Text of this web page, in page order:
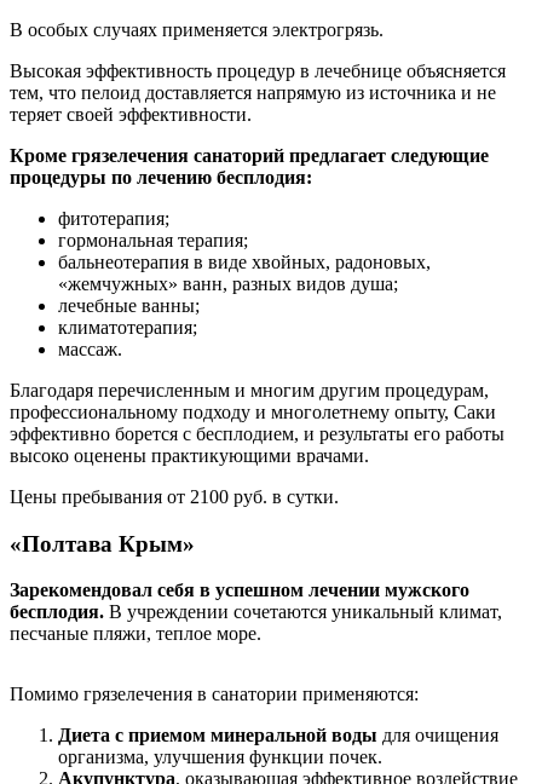
В особых случаях применяется электрогрязь.
Высокая эффективность процедур в лечебнице объясняется
тем, что пелоид доставляется напрямую из источника и не
теряет своей эффективности.
Кроме грязелечения санаторий предлагает следующие
процедуры по лечению бесплодия:
фитотерапия;
гормональная терапия;
бальнеотерапия в виде хвойных, радоновых,
«жемчужных» ванн, разных видов душа;
лечебные ванны;
климатотерапия;
массаж.
Благодаря перечисленным и многим другим процедурам,
профессиональному подходу и многолетнему опыту, Саки
эффективно борется с бесплодием, и результаты его работы
высоко оценены практикующими врачами.
Цены пребывания от 2100 руб. в сутки.
«Полтава Крым»
Зарекомендовал себя в успешном лечении мужского
бесплодия. В учреждении сочетаются уникальный климат,
песчаные пляжи, теплое море.
Помимо грязелечения в санатории применяются:
Диета с приемом минеральной воды для очищения
организма, улучшения функции почек.
Акупунктура, оказывающая эффективное воздействие